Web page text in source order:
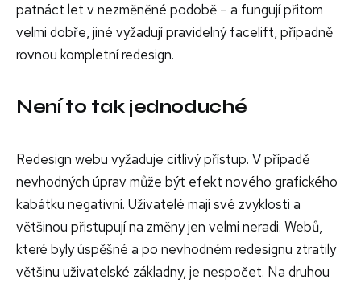
patnáct let v nezměněné podobě – a fungují přitom
velmi dobře, jiné vyžadují pravidelný facelift, případně
rovnou kompletní redesign.
Není to tak jednoduché
Redesign webu vyžaduje citlivý přístup. V případě
nevhodných úprav může být efekt nového grafického
kabátku negativní. Uživatelé mají své zvyklosti a
většinou přistupují na změny jen velmi neradi. Webů,
které byly úspěšné a po nevhodném redesignu ztratily
většinu uživatelské základny, je nespočet. Na druhou